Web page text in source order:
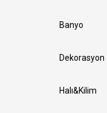
Banyo
Dekorasyon
Halı&Kilim